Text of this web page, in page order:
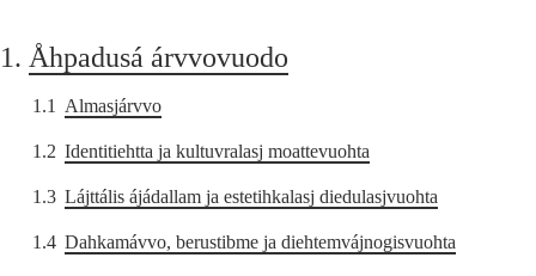
1. Åhpadusá árvvovuodo
1.1 Almasjárvvo
1.2 Identitiehtta ja kultuvralasj moattevuohta
1.3 Lájttális ájádallam ja estetihkalasj diedulasjvuohta
1.4 Dahkamávvo, berustibme ja diehtemvájnogisvuohta